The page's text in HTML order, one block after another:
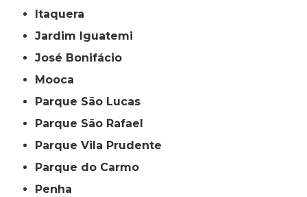
Itaquera
Jardim Iguatemi
José Bonifácio
Mooca
Parque São Lucas
Parque São Rafael
Parque Vila Prudente
Parque do Carmo
Penha